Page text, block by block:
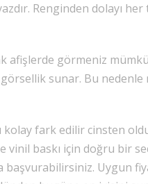
Renginden dolayı
afişlerde görmeniz
sunar. Bu nedenle
kolay fark edilir cinsten
vinil baskı için doğru bir
başvurabilirsiniz. Uygun